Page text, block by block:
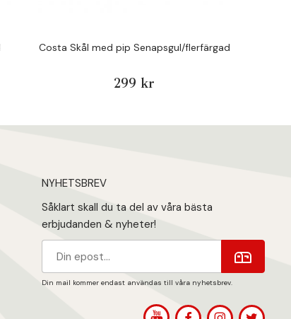
Costa Skål med pip Senapsgul/flerfärgad
299 kr
NYHETSBREV
Såklart skall du ta del av våra bästa
erbjudanden & nyheter!
Din mail kommer endast användas till våra nyhetsbrev.